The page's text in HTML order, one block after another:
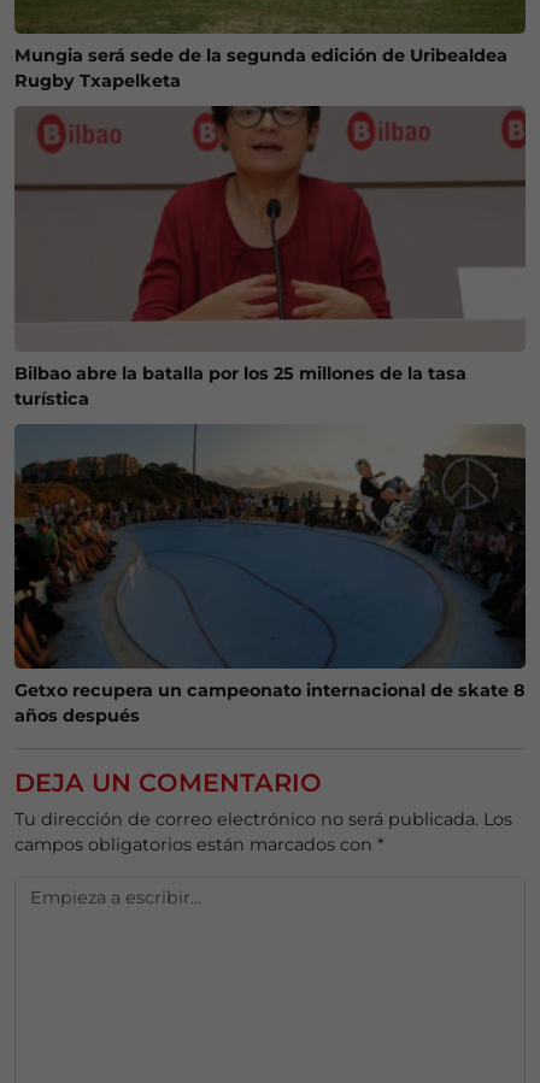
Mungia será sede de la segunda edición de Uribealdea
Rugby Txapelketa
Bilbao abre la batalla por los 25 millones de la tasa
turística
Getxo recupera un campeonato internacional de skate 8
años después
DEJA UN COMENTARIO
Tu dirección de correo electrónico no será publicada. Los
campos obligatorios están marcados con *